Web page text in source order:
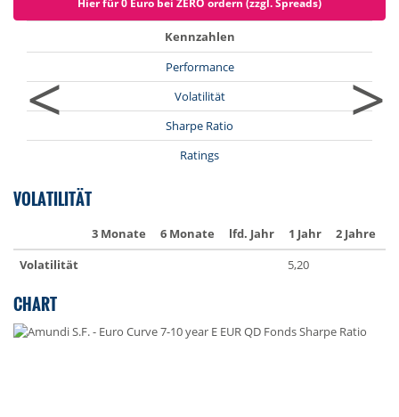
<
Kennzahlen
Performance
Volatilität
Sharpe Ratio
Ratings
>
VOLATILITÄT
3 Monate 6 Monate lfd. Jahr 1 Jahr 2 Jahre
Volatilität
5,20
CHART